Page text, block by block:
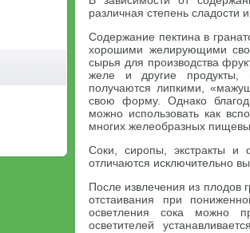
различная степень сладости
Содержание пектина в
хорошими желирующими
сырья для производства
желе и другие продукты,
получаются липкими,
свою форму. Однако
можно использовать как
многих желеобразных
Соки, сиропы, экстракты и
отличаются исключительно
После извлечения из плодов
отстаивания при
осветления сока можно
осветителей